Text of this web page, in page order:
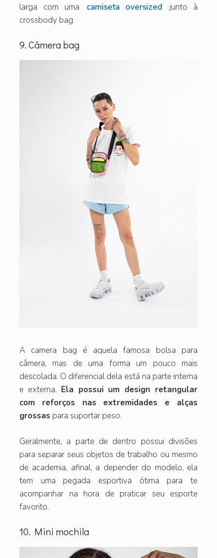
larga com uma
camiseta oversized
junto à
crossbody bag.
9. Câmera bag
A camera bag é aquela famosa bolsa para
câmera, mas de uma forma um pouco mais
descolada. O diferencial dela está na parte interna
e externa. Ela possui um design retangular
com reforços nas extremidades e alças
grossas para suportar peso.
Geralmente, a parte de dentro possui divisões
para separar seus objetos de trabalho ou mesmo
de academia, afinal, a depender do modelo, ela
tem uma pegada esportiva ótima para te
acompanhar na hora de praticar seu esporte
favorito.
10. Mini mochila